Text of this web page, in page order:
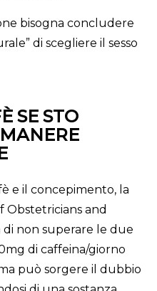
bisogna concludere
di scegliere il sesso
SE STO
e il concepimento, la
Obstetricians and
non superare le due
di caffeina/giorno
può sorgere il dubbio